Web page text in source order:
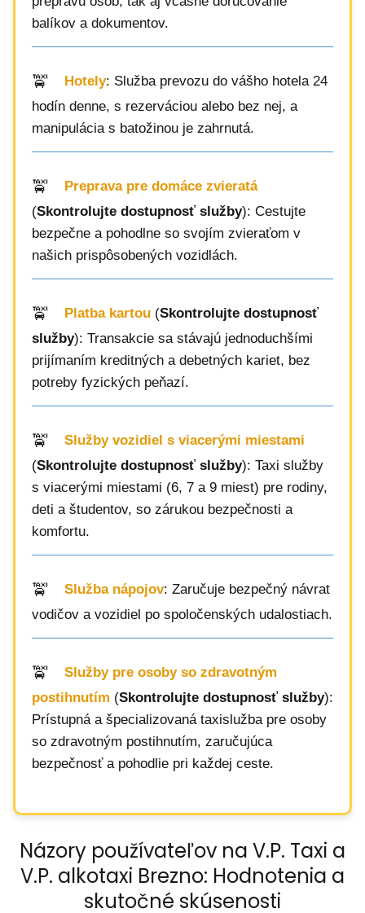
balíkov a dokumentov.
Hotely: Služba prevozu do vášho hotela 24
hodín denne, s rezerváciou alebo bez nej, a
manipulácia s batožinou je zahrnutá.
Preprava pre domáce zvieratá
(Skontrolujte dostupnosť služby): Cestujte
bezpečne a pohodlne so svojím zvieraťom v
našich prispôsobených vozidlách.
Platba kartou (Skontrolujte dostupnosť
služby): Transakcie sa stávajú jednoduchšími
prijímaním kreditných a debetných kariet, bez
potreby fyzických peňazí.
Služby vozidiel s viacerými miestami
(Skontrolujte dostupnosť služby): Taxi služby
s viacerými miestami (6, 7 a 9 miest) pre rodiny,
deti a študentov, so zárukou bezpečnosti a
komfortu.
Služba nápojov: Zaručuje bezpečný návrat
vodičov a vozidiel po spoločenských udalostiach.
Služby pre osoby so zdravotným
postihnutím (Skontrolujte dostupnosť služby):
Prístupná a špecializovaná taxislužba pre osoby
so zdravotným postihnutím, zaručujúca
bezpečnosť a pohodlie pri každej ceste.
Názory používateľov na V.P. Taxi a
V.P. alkotaxi Brezno: Hodnotenia a
skutočné skúsenosti